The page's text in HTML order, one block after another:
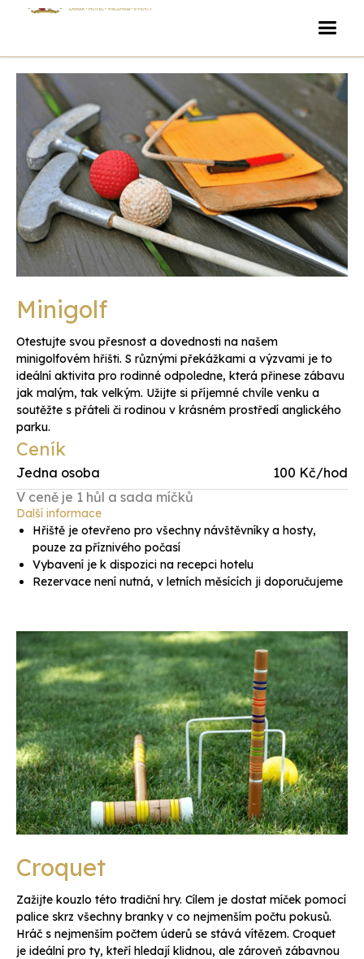
Minigolf
Otestujte svou přesnost a dovednosti na našem
minigolfovém hřišti. S různými překážkami a výzvami je to
ideální aktivita pro rodinné odpoledne, která přinese zábavu
jak malým, tak velkým. Užijte si příjemné chvíle venku a
soutěžte s přáteli či rodinou v krásném prostředí anglického
parku.
Ceník
Jedna osoba
100 Kč/hod
V ceně je 1 hůl a sada míčků
Další informace
Hřiště je otevřeno pro všechny návštěvníky a hosty,
pouze za příznivého počasí
Vybavení je k dispozici na recepci hotelu
Rezervace není nutná, v letních měsících ji doporučujeme
Croquet
Zažijte kouzlo této tradiční hry. Cílem je dostat míček pomocí
palice skrz všechny branky v co nejmenším počtu pokusů.
Hráč s nejmenším počtem úderů se stává vítězem. Croquet
je ideální pro ty, kteří hledají klidnou, ale zároveň zábavnou